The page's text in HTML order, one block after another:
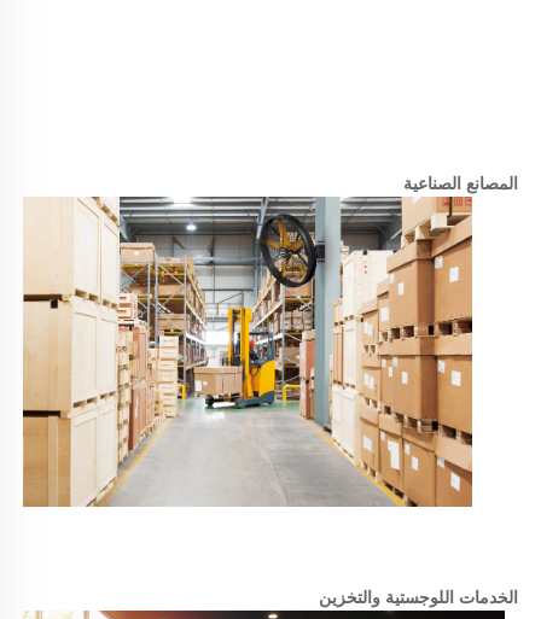
المصانع الصناعية
الخدمات اللوجستية والتخزين